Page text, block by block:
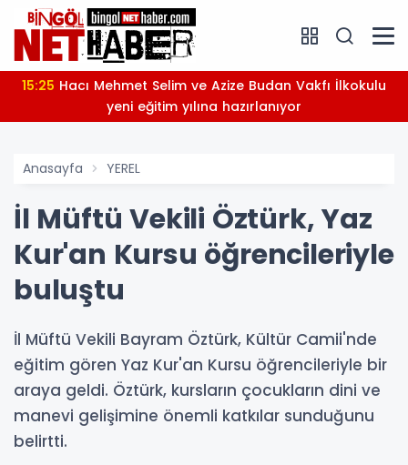
15:25
yeni eğitim yılına hazırlanıyor
Anasayfa YEREL
İl Müftü Vekili Öztürk, Yaz
Kur'an Kursu öğrencileriyle
buluştu
İl Müftü Vekili Bayram Öztürk, Kültür Camii'nde
eğitim gören Yaz Kur'an Kursu öğrencileriyle bir
araya geldi. Öztürk, kursların çocukların dini ve
manevi gelişimine önemli katkılar sunduğunu
belirtti.